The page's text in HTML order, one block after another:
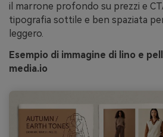
il marrone profondo su prezzi e
tipografia sottile e ben spaziata
leggero.
Esempio di immagine di lino e
media.io